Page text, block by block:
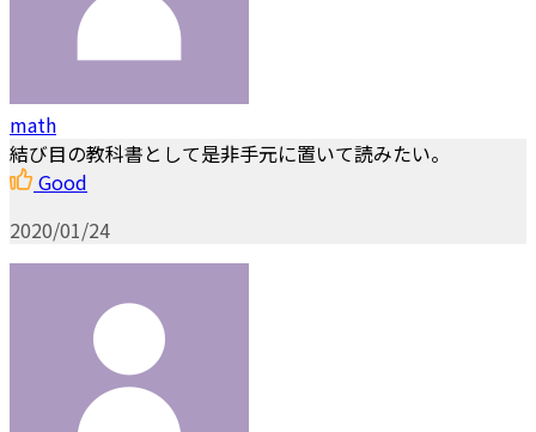
math
結び目の教科書として是非手元に置いて読みたい。
Good
2020/01/24